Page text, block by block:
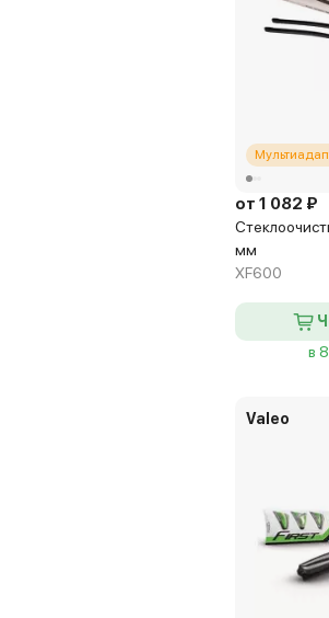
от 1 082 ₽
мм
XF600
в
Valeo